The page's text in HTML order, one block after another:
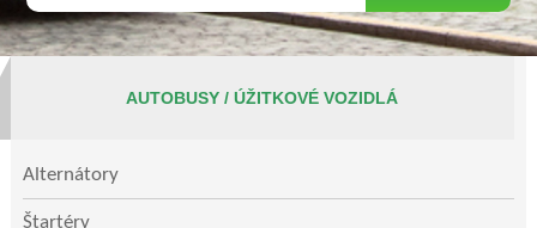
AUTOBUSY / ÚŽITKOVÉ VOZIDLÁ
Alternátory
Štartéry